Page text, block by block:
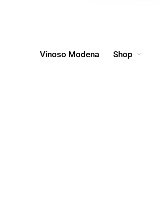
Vinoso Modena Shop